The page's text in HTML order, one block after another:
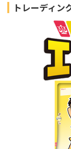
トレーディン